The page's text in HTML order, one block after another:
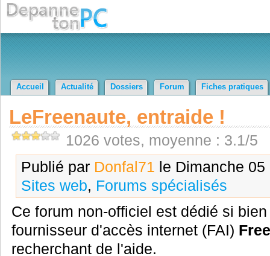
Accueil Actualité Dossiers Forum Fiches pratiques
LeFreenaute, entraide !
1026 votes, moyenne : 3.1/5
Publié par Donfal71 le Dimanche
Sites web, Forums spécialisés
Ce forum non-officiel est dédié si
fournisseur d'accès internet (FAI) Free
recherchant de l'aide.